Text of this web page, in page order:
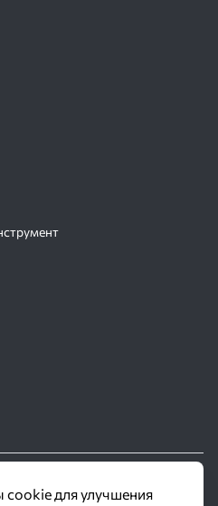
объединение «Трубное
для улучшения